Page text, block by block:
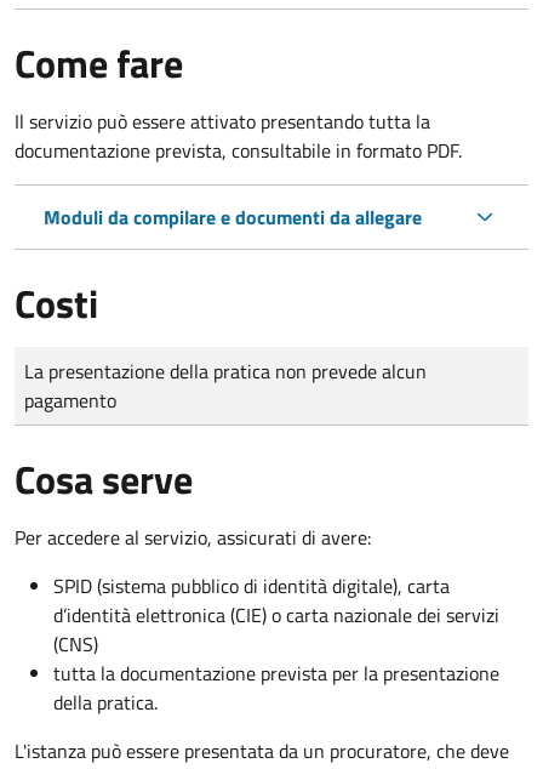
Come fare
Il servizio può essere attivato presentando tutta la
documentazione prevista, consultabile in formato PDF.
Moduli da compilare e documenti da allegare
Costi
Tipo di pagamento
Importo
La presentazione della pratica non prevede alcun
pagamento
Cosa serve
Per accedere al servizio, assicurati di avere:
SPID (sistema pubblico di identità digitale), carta
d’identità elettronica (CIE) o carta nazionale dei servizi
(CNS)
tutta la documentazione prevista per la presentazione
della pratica.
L'istanza può essere presentata da un procuratore, che deve